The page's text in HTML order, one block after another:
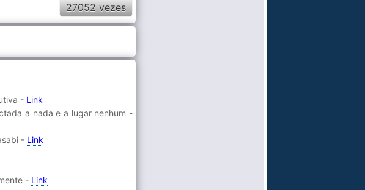
27052 vezes
- Link
a nada e a lugar nenhum -
- Link
- Link